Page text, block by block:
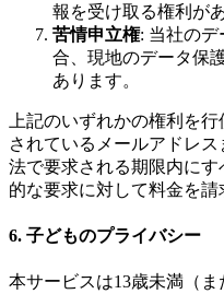
報を受け取る権利が
苦情申立権: 当社のデ
合、現地のデータ保
あります。
上記のいずれかの権利を
されているメールアドレ
法で要求される期限内に
的な要求に対して料金を請
6. 子どものプライバシー
本サービスは13歳未満（